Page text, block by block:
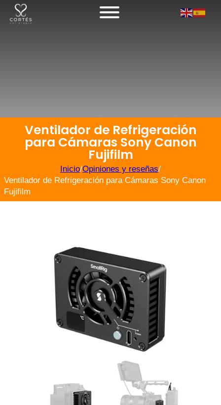
Ventilador de Refrigeración
para Cámaras Sony Canon
Fujifilm
Inicio/Opiniones y reseñas/
Ventilador de Refrigeración para Cámaras Sony Canon
Fujifilm